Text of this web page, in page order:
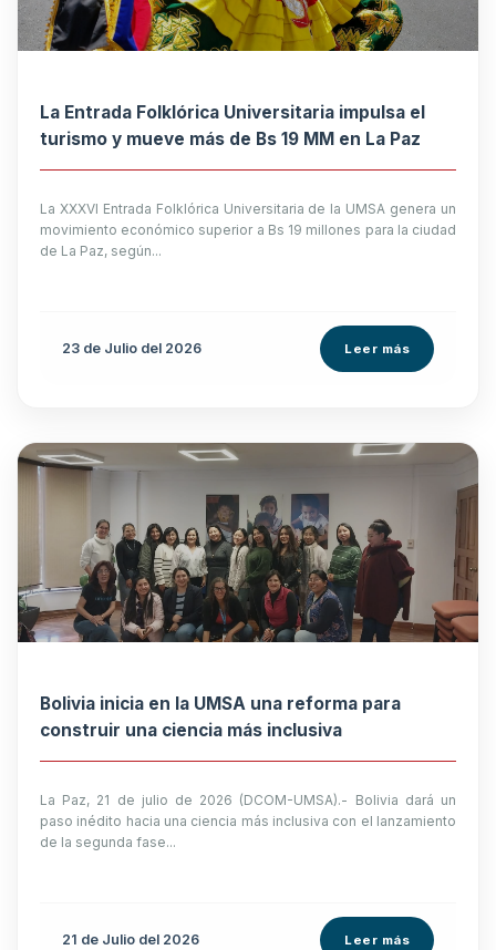
La Entrada Folklórica Universitaria impulsa el
turismo y mueve más de Bs 19 MM en La Paz
La XXXVI Entrada Folklórica Universitaria de la UMSA genera un
movimiento económico superior a Bs 19 millones para la ciudad
de La Paz, según...
23 de Julio del 2026 Leer más
Bolivia inicia en la UMSA una reforma para
construir una ciencia más inclusiva
La Paz, 21 de julio de 2026 (DCOM-UMSA).- Bolivia dará un
paso inédito hacia una ciencia más inclusiva con el lanzamiento
de la segunda fase...
21 de Julio del 2026 Leer más